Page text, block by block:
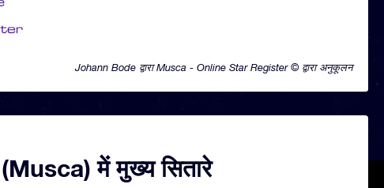
Johann Bode द्वारा Musca - Online Star Register © द्वारा अनुकूलन
में मुख्य सितारे